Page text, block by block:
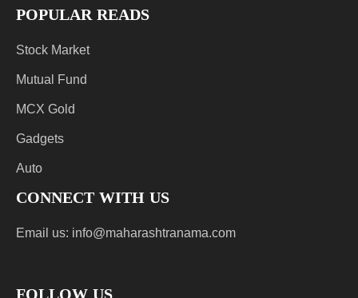
POPULAR READS
Stock Market
Mutual Fund
MCX Gold
Gadgets
Auto
CONNECT WITH US
Email us: info@maharashtranama.com